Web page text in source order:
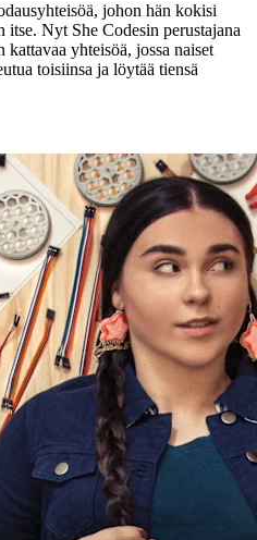
johon hän kokisi
itse. Nyt She Codesin perustajana
yhteisöä, jossa naiset
toisiinsa ja löytää tiensä